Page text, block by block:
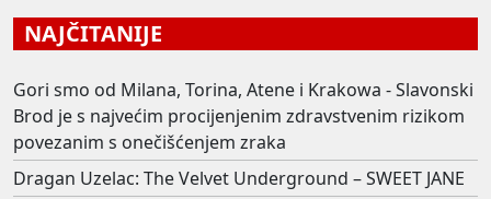
NAJČITANIJE
Gori smo od Milana, Torina, Atene i Krakowa - Slavonski
Brod je s najvećim procijenjenim zdravstvenim rizikom
povezanim s onečišćenjem zraka
Dragan Uzelac: The Velvet Underground – SWEET JANE